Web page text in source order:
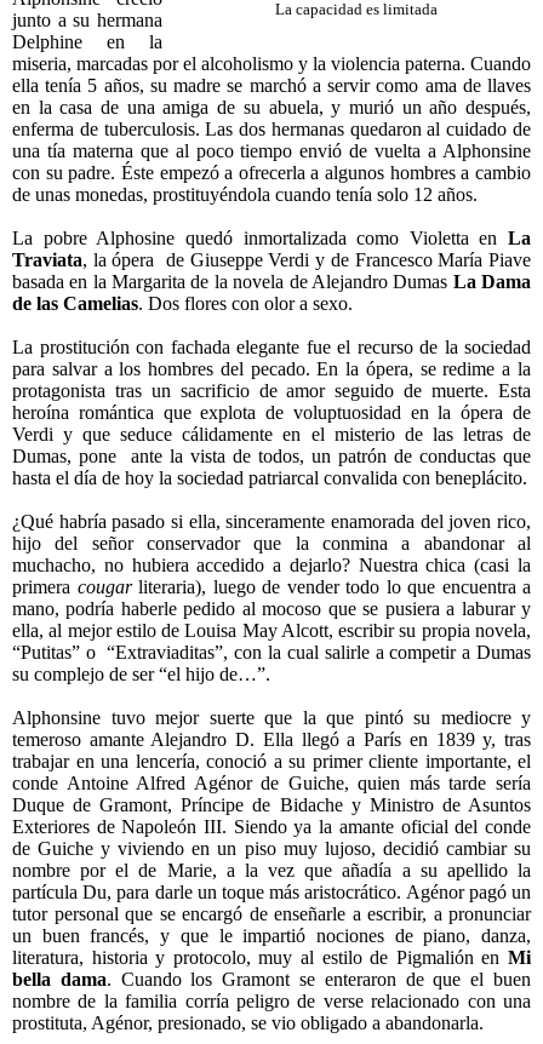
La capacidad es limitada
junto a su hermana
Delphine en la
miseria, marcadas por el alcoholismo y la violencia paterna. Cuando
ella tenía 5 años, su madre se marchó a servir como ama de llaves
en la casa de una amiga de su abuela, y murió un año después,
enferma de tuberculosis. Las dos hermanas quedaron al cuidado de
una tía materna que al poco tiempo envió de vuelta a Alphonsine
con su padre. Éste empezó a ofrecerla a algunos hombres a cambio
de unas monedas, prostituyéndola cuando tenía solo 12 años.
La pobre Alphosine quedó inmortalizada como Violetta en La
Traviata, la ópera de Giuseppe Verdi y de Francesco María Piave
basada en la Margarita de la novela de Alejandro Dumas La Dama
de las Camelias. Dos flores con olor a sexo.
La prostitución con fachada elegante fue el recurso de la sociedad
para salvar a los hombres del pecado. En la ópera, se redime a la
protagonista tras un sacrificio de amor seguido de muerte. Esta
heroína romántica que explota de voluptuosidad en la ópera de
Verdi y que seduce cálidamente en el misterio de las letras de
Dumas, pone
ante la vista de todos, un patrón de conductas que
hasta el día de hoy la sociedad patriarcal convalida con beneplácito.
¿Qué habría pasado si ella, sinceramente enamorada del joven rico,
hijo del señor conservador que la conmina a abandonar al
muchacho, no hubiera accedido a dejarlo? Nuestra chica (casi la
primera cougarliteraria), luego de vender todo lo que encuentra a
mano, podría haberle pedido al mocoso que se pusiera a laburar y
ella, al mejor estilo de Louisa May Alcott, escribir su propia novela,
“Putitas” o “Extraviaditas”, con la cual salirle a competir a Dumas
su complejo de ser “el hijo de…”.
Alphonsine tuvo mejor suerte que la que pintó su mediocre y
temeroso amante Alejandro D. Ella llegó a París en 1839 y, tras
trabajar en una lencería, conoció a su primer cliente importante, el
conde Antoine Alfred Agénor de Guiche, quien más tarde sería
Duque de Gramont, Príncipe de Bidache y Ministro de Asuntos
Exteriores de Napoleón III. Siendo ya la amante oficial del conde
de Guiche y viviendo en un piso muy lujoso, decidió cambiar su
nombre por el de Marie, a la vez que añadía a su apellido la
partícula Du, para darle un toque más aristocrático. Agénor pagó un
tutor personal que se encargó de enseñarle a escribir, a pronunciar
un buen francés, y que le impartió nociones de piano, danza,
literatura, historia y protocolo, muy al estilo de Pigmalión en Mi
bella dama. Cuando los Gramont se enteraron de que el buen
nombre de la familia corría peligro de verse relacionado con una
prostituta, Agénor, presionado, se vio obligado a abandonarla.